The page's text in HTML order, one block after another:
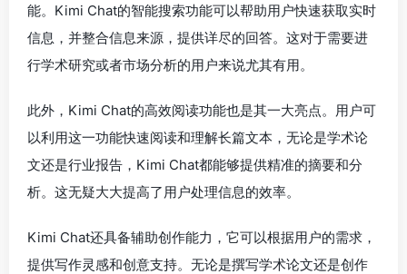
能。Kimi Chat的智能搜索功能可以帮助用户快速获取实时
信息，并整合信息来源，提供详尽的回答。这对于需要进
行学术研究或者市场分析的用户来说尤其有用。
此外，Kimi Chat的高效阅读功能也是其一大亮点。用户可
以利用这一功能快速阅读和理解长篇文本，无论是学术论
文还是行业报告，Kimi Chat都能够提供精准的摘要和分
析。这无疑大大提高了用户处理信息的效率。
Kimi Chat还具备辅助创作能力，它可以根据用户的需求，
提供写作灵感和创意支持。无论是撰写学术论文还是创作